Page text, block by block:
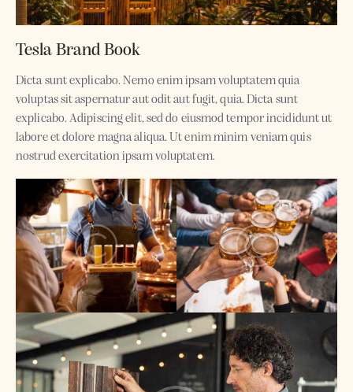
Tesla Brand Book
Dicta sunt explicabo. Nemo enim ipsam voluptatem quia
voluptas sit aspernatur aut odit aut fugit, quia. Dicta sunt
explicabo. Adipiscing elit, sed do eiusmod tempor incididunt ut
labore et dolore magna aliqua. Ut enim minim veniam quis
nostrud exercitation ipsam voluptatem.